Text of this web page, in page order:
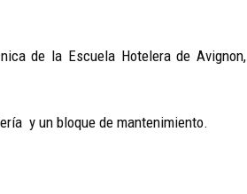
de la Escuela Hotelera de Avignon,
y un bloque de mantenimiento.